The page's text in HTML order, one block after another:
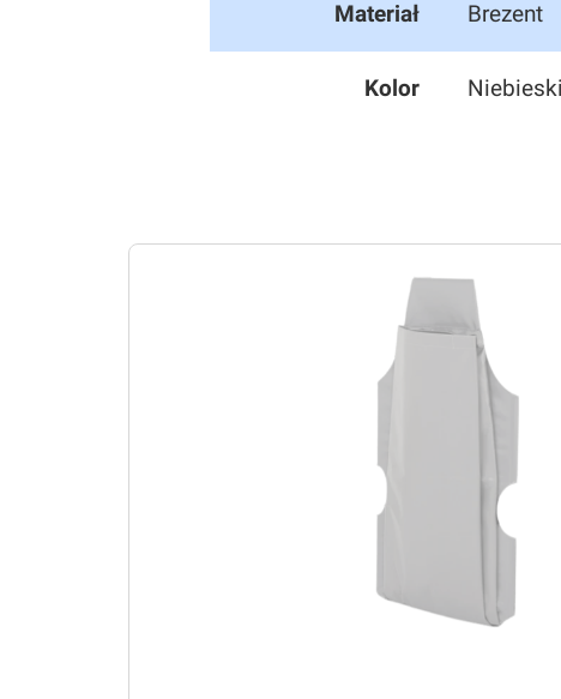
Materiał Brezent
Kolor Niebieski